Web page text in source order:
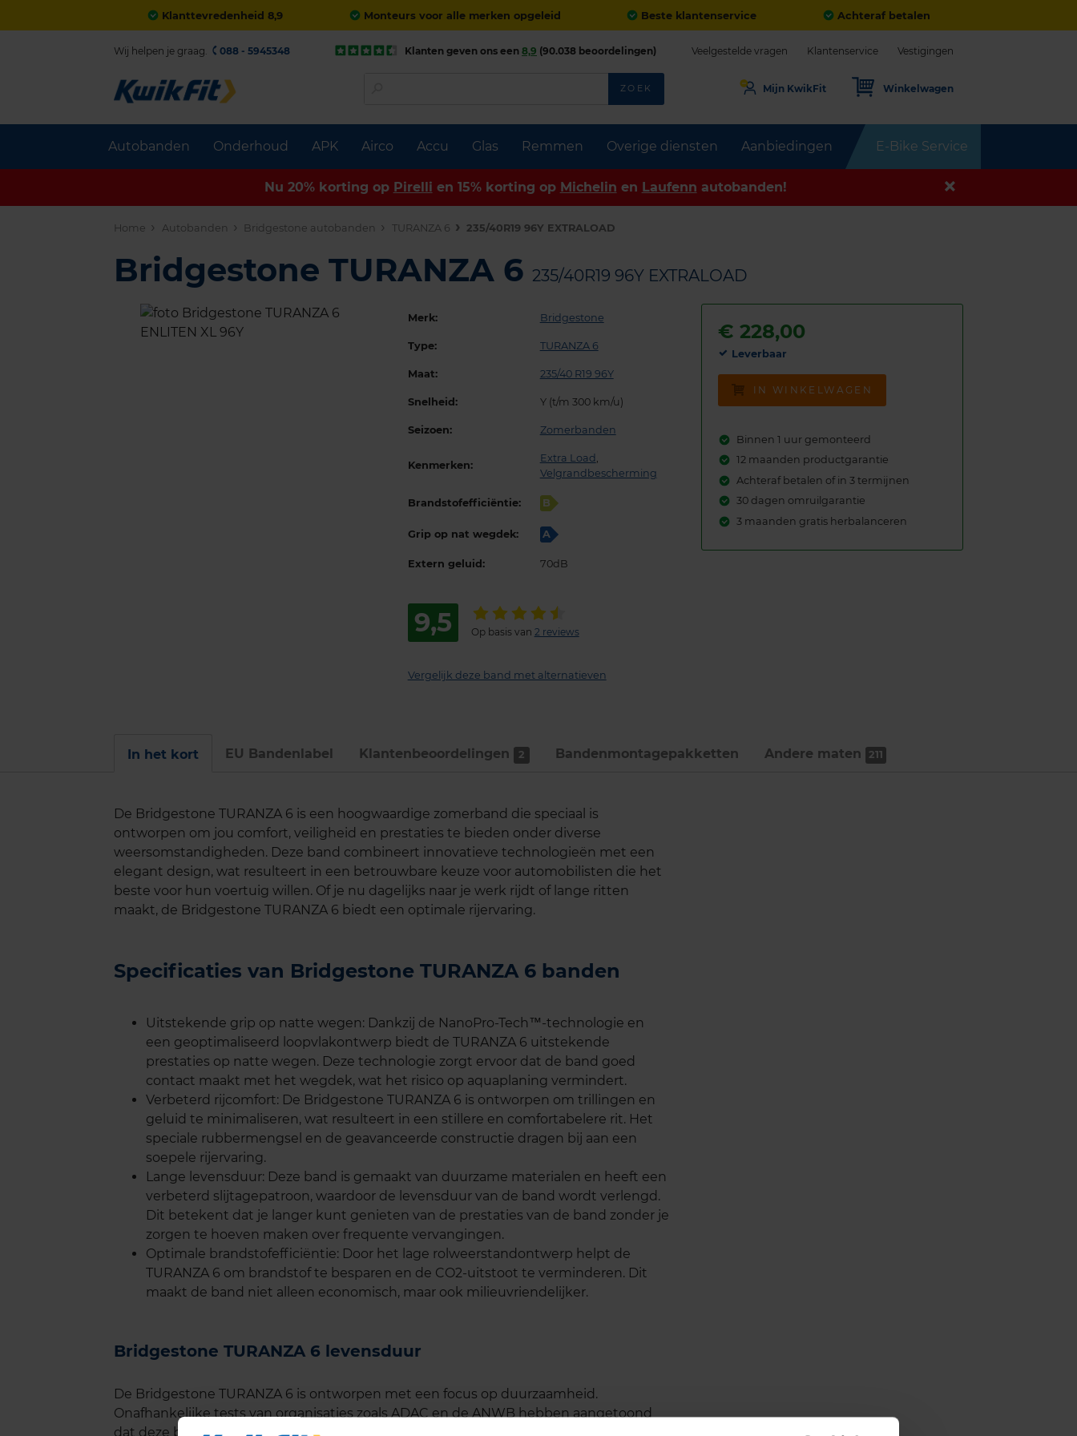
Klanttevredenheid 8,9 Monteurs voor alle merken opgeleid Beste klantenservice Achteraf betalen
Autobanden Onderhoud APK Airco Accu Glas Remmen Overige diensten Aanbiedingen E-Bike Service
Wij helpen je graag. 088 - 5945348 Klanten geven ons een 8,9 (90.038 beoordelingen) Veelgestelde vragen Klantenservice Vestigingen
ZOEK Mijn KwikFit Winkelwagen
Nu 20% korting op Pirelli en 15% korting op Michelin en Laufenn autobanden!
Home Autobanden Bridgestone autobanden TURANZA 6 235/40R19 96Y EXTRALOAD
Bridgestone TURANZA 6 235/40R19 96Y EXTRALOAD
Merk: Bridgestone
Type: TURANZA 6
Maat: 235/40 R19 96Y
Snelheid: Y (t/m 300 km/u)
Seizoen: Zomerbanden
Kenmerken:
Extra Load ,
Velgrandbescherming
Brandstofefficiëntie: B
Grip op nat wegdek: A
Extern geluid: 70dB
9,5 Op basis van 2 reviews
Vergelijk deze band met alternatieven
€228,00
Leverbaar
IN WINKELWAGEN
Binnen 1 uur gemonteerd
12 maanden productgarantie
Achteraf betalen of in 3 termijnen
30 dagen omruilgarantie
3 maanden gratis herbalanceren
In het kort EU Bandenlabel Klantenbeoordelingen 2 Bandenmontage­pakketten Andere maten 211
De Bridgestone TURANZA 6 is een hoogwaardige zomerband die speciaal is
ontworpen om jou comfort, veiligheid en prestaties te bieden onder diverse
weersomstandigheden. Deze band combineert innovatieve technologieën met een
elegant design, wat resulteert in een betrouwbare keuze voor automobilisten die het
beste voor hun voertuig willen. Of je nu dagelijks naar je werk rijdt of lange ritten
maakt, de Bridgestone TURANZA 6 biedt een optimale rijervaring.
Specificaties van Bridgestone TURANZA 6 banden
Uitstekende grip op natte wegen: Dankzij de NanoPro-Tech™-technologie en
een geoptimaliseerd loopvlakontwerp biedt de TURANZA 6 uitstekende
prestaties op natte wegen. Deze technologie zorgt ervoor dat de band goed
contact maakt met het wegdek, wat het risico op aquaplaning vermindert.
Verbeterd rijcomfort: De Bridgestone TURANZA 6 is ontworpen om trillingen en
geluid te minimaliseren, wat resulteert in een stillere en comfortabelere rit. Het
speciale rubbermengsel en de geavanceerde constructie dragen bij aan een
soepele rijervaring.
Lange levensduur: Deze band is gemaakt van duurzame materialen en heeft een
verbeterd slijtagepatroon, waardoor de levensduur van de band wordt verlengd.
Dit betekent dat je langer kunt genieten van de prestaties van de band zonder je
zorgen te hoeven maken over frequente vervangingen.
Optimale brandstofefficiëntie: Door het lage rolweerstandontwerp helpt de
TURANZA 6 om brandstof te besparen en de CO2-uitstoot te verminderen. Dit
maakt de band niet alleen economisch, maar ook milieuvriendelijker.
Bridgestone TURANZA 6 levensduur
De Bridgestone TURANZA 6 is ontworpen met een focus op duurzaamheid.
Onafhankelijke tests van organisaties zoals ADAC en de ANWB hebben aangetoond
dat deze band een indrukwekkende levensduur heeft. Dankzij het innovatieve